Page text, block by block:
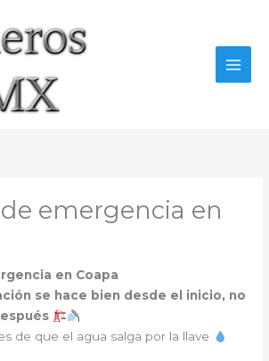
emergencia en
en Coapa
se hace bien desde el inicio, no
de que el agua salga por la llave